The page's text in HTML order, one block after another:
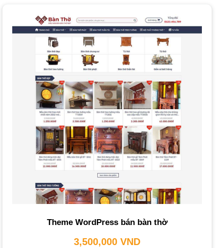
Chi Phí và Thời Gian Thiết Kế Website Nội Thất
Các yếu tố ảnh hưởng đến chi phí:
Thời gian hoàn thành trung bình:
So sánh gói giá rẻ và cao cấp (PhucT Digital):
Làm Thế Nào để Chọn Dịch Vụ Thiết Kế Website Nội
Thất Phù Hợp?
Tại Sao Nên Thiết Kế Website Nội Thất tại PhucT
Digital?
Câu Hỏi Thường Gặp Khi Thiết Kế Website Nội Thất
Đăng Ký Tư Vấn Miễn Phí Dịch Vụ Thiết Kế Website
Nội Thất
Dịch vụ thiết kế website nội thất
thương hiệu mà còn là công cụ cốt lõi để bứt phá doanh
THIETKEWEBCHUYENNGHIEP.ORGhiểu rằng một
trang web hiệu quả sẽ giúp bạn xây dựng thương hiệu, mở
Theme WordPress bán bàn thờ
3,500,000 VND